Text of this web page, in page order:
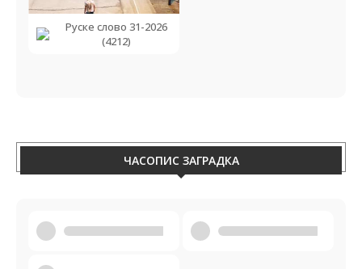
Руске слово 31-2026
(4212)
ЧАСОПИС ЗАГРАДКА